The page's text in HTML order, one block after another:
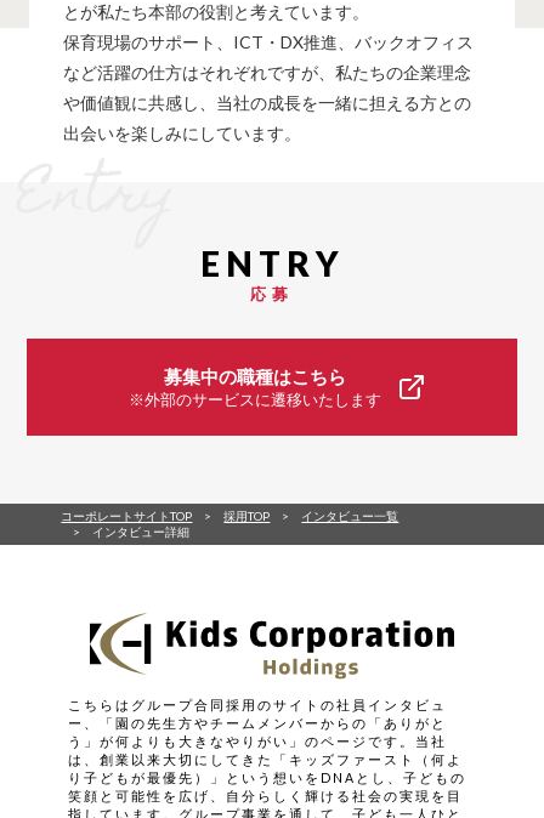
とが私たち本部の役割と考えています。
保育現場のサポート、ICT・DX推進、バックオフィス
など活躍の仕方はそれぞれですが、私たちの企業理念
や価値観に共感し、当社の成長を一緒に担える方との
出会いを楽しみにしています。
応募
募集中の職種はこちら
※外部のサービスに遷移いたします
コーポレートサイトTOP 採用TOP
インタビュー一覧
インタビュー詳細
こちらはグループ合同採用のサイトの社員インタビュ
ー、「園の先生方やチームメンバーからの「ありがと
う」が何よりも大きなやりがい」のページです。当社
は、創業以来大切にしてきた「キッズファースト（何よ
り子どもが最優先）」という想いをDNAとし、子どもの
笑顔と可能性を広げ、自分らしく輝ける社会の実現を目
指しています。グループ事業を通して、子ども一人ひと